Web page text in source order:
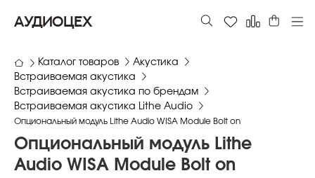
АУДИОЦЕХ
Каталог товаров
Акустика
Встраиваемая акустика
Встраиваемая акустика по брендам
Встраиваемая акустика Lithe Audio
Опциональный модуль Lithe Audio WISA Module Bolt on
Опциональный модуль Lithe
Audio WISA Module Bolt on